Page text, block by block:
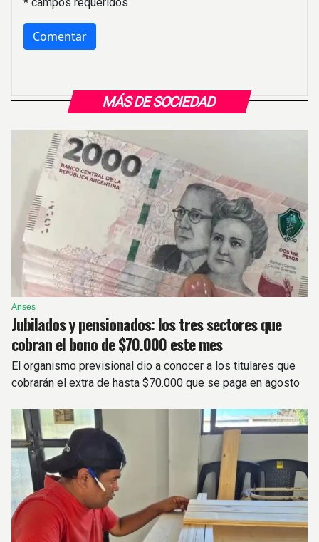
MÁS DE SOCIEDAD
Anses
Jubilados y pensionados: los tres sectores que
cobran el bono de $70.000 este mes
El organismo previsional dio a conocer a los titulares que
cobrarán el extra de hasta $70.000 que se paga en agosto